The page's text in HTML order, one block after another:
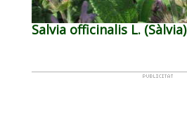
Salvia officinalis L. (Sàlvia)